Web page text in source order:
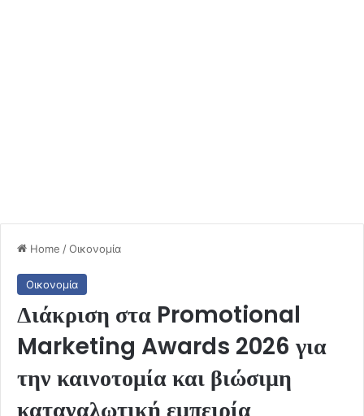
Home /Οικονομία
Οικονομία
Διάκριση στα Promotional
Marketing Awards 2026 για
την καινοτομία και βιώσιμη
καταναλωτική εμπειρία